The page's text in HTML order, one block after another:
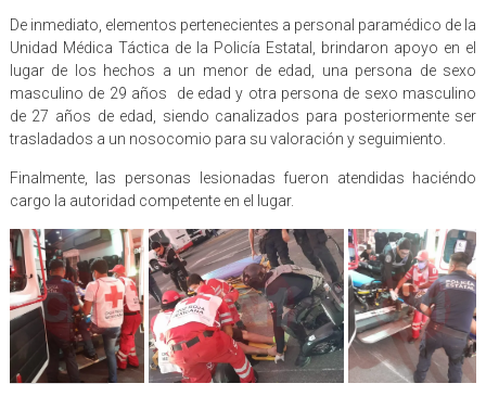
De inmediato, elementos pertenecientes a personal paramédico de la
Unidad Médica Táctica de la Policía Estatal, brindaron apoyo en el
lugar de los hechos a un menor de edad, una persona de sexo
masculino de 29 años de edad y otra persona de sexo masculino
de 27 años de edad, siendo canalizados para posteriormente ser
trasladados a un nosocomio para su valoración y seguimiento.
Finalmente, las personas lesionadas fueron atendidas haciéndo
cargo la autoridad competente en el lugar.